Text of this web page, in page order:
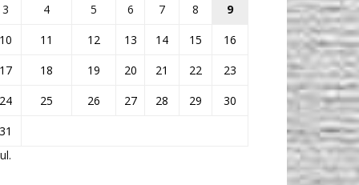
3
4 5 6 7 8
9
11 12 13 14 15
16
18 19 20 21 22
23
25 26 27 28 29
30